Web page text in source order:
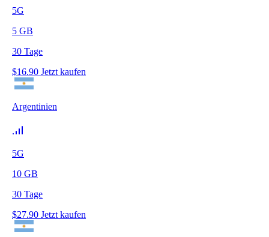
5G
5 GB
30 Tage
$16.90 Jetzt kaufen
Argentinien
5G
10 GB
30 Tage
$27.90 Jetzt kaufen